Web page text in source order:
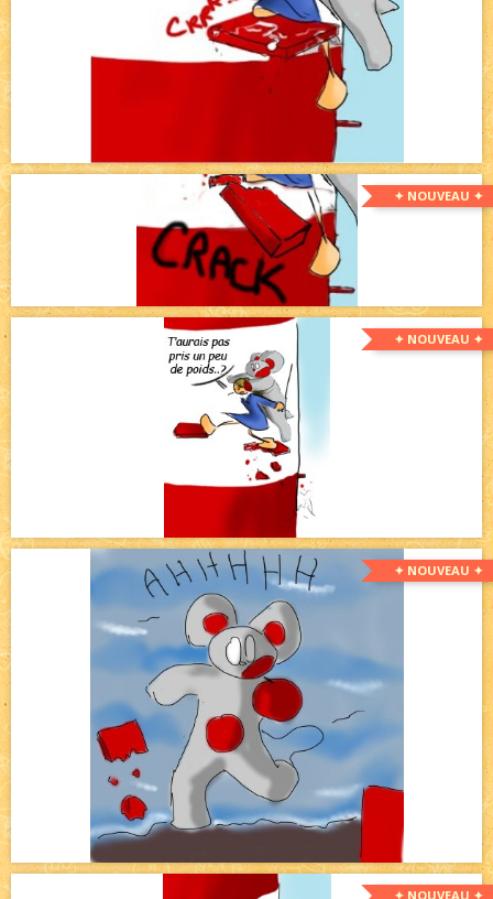
✦ NOUVEAU ✦
✦ NOUVEAU ✦
✦ NOUVEAU ✦
✦ NOUVEAU ✦